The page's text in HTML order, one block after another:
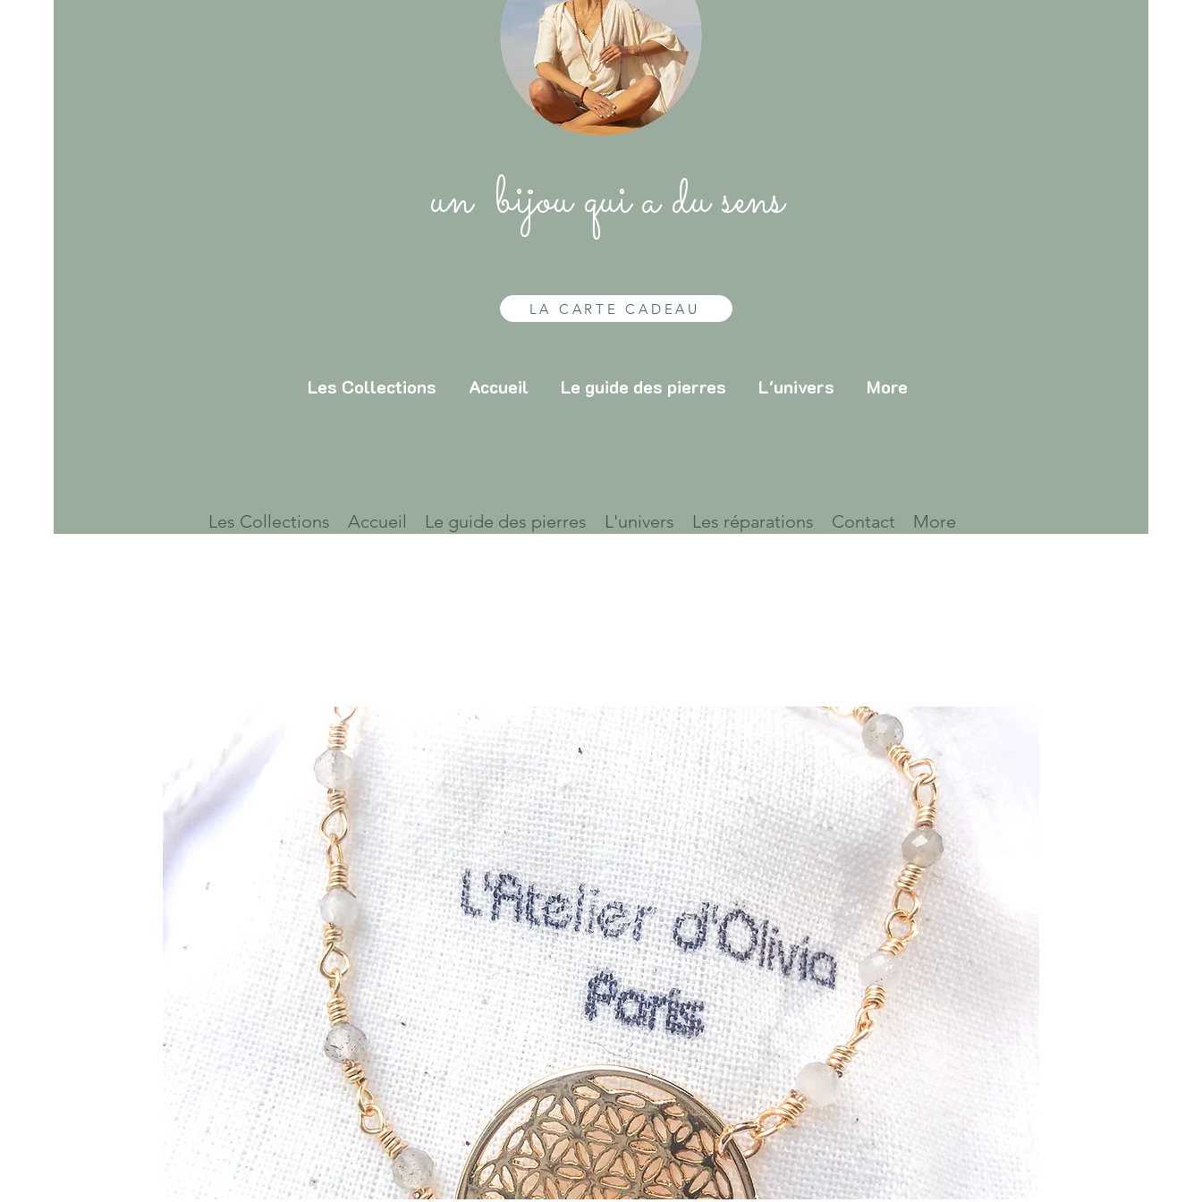
un bijou qui a du sens
LA CARTE CADEAU
Les Collections Accueil Le guide des pierres L'univers More
Les Collections Accueil Le guide des pierres L'univers Les réparations Contact More